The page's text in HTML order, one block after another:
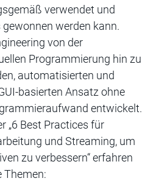
verwendet und
werden kann.
von der
Programmierung hin zu
automatisierten und
basierten Ansatz ohne
entwickelt.
„6 Best Practices für
und Streaming, um
zu verbessern“ erfahren
Themen: